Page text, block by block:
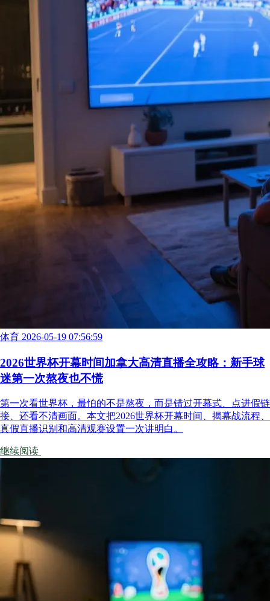
体育 2026-05-19 07:56:59
2026世界杯开幕时间加拿大高清直播全攻略：新手球
迷第一次熬夜也不慌
第一次看世界杯，最怕的不是熬夜，而是错过开幕式、点进假链
接、还看不清画面。本文把2026世界杯开幕时间、揭幕战流程、
真假直播识别和高清观赛设置一次讲明白。
继续阅读